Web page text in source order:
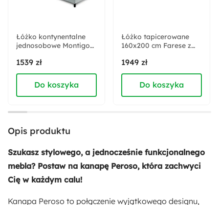
Akcja specjalna:
Nowość
Materiał obicia:
Sztruks
Materiał oparcia:
Łóżko kontynentalne
jednosobowe Montigo
pojemnikiem, topperem
i poduszką jasnoszare
sztruks nogi czarne
lewostronne
1539 zł
Do koszyka
Łóżko tapicerowane
160x200 cm Farese z
siłownikiem gazowym
jasnoszare sztruks
1949 zł
Do koszyka
Opis produktu
Szukasz stylowego, a jednocześnie funkcjonalnego
mebla? Postaw na kanapę Peroso, która zachwyci
Cię w każdym calu!
Kanapa Peroso to połączenie wyjątkowego designu,